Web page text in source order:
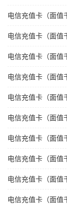
电信充值卡（面值
电信充值卡（面值
电信充值卡（面值
电信充值卡（面值
电信充值卡（面值
电信充值卡（面值
电信充值卡（面值
电信充值卡（面值
电信充值卡（面值
电信充值卡（面值